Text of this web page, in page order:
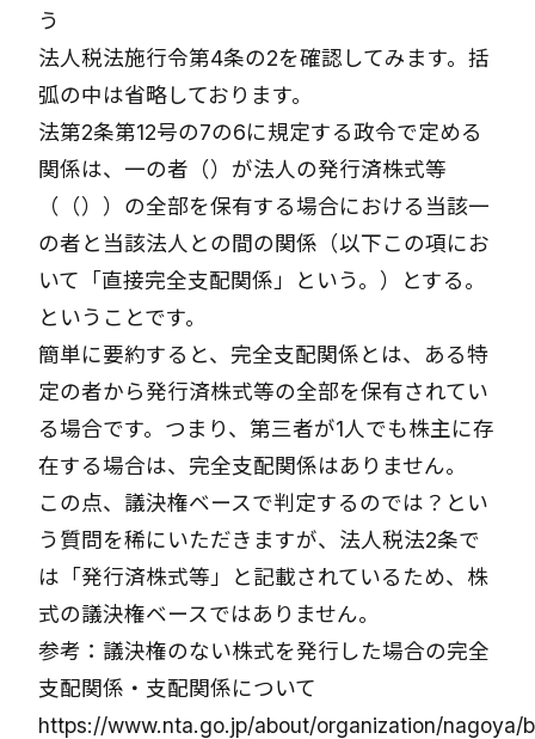
う
法人税法施行令第4条の2を確認してみます。括
弧の中は省略しております。
法第2条第12号の7の6に規定する政令で定める
関係は、一の者 （） が法人の発行済株式等
（ （） ） の全部を保有する場合における当該一
の者と当該法人との間の関係 （以下この項にお
いて「直接完全支配関係」という。）
とする。
ということです。
簡単に要約すると、完全支配関係とは、ある特
定の者から発行済株式等の全部を保有されてい
る場合です。つまり、第三者が1人でも株主に存
在する場合は、完全支配関係はありません。
この点、議決権ベースで判定するのでは？とい
う質問を稀にいただきますが、法人税法2条で
は「発行済株式等」と記載されているため、株
式の議決権ベースではありません。
参考：議決権のない株式を発行した場合の完全
支配関係・支配関係について
https://www.nta.go.jp/about/organization/nagoya/